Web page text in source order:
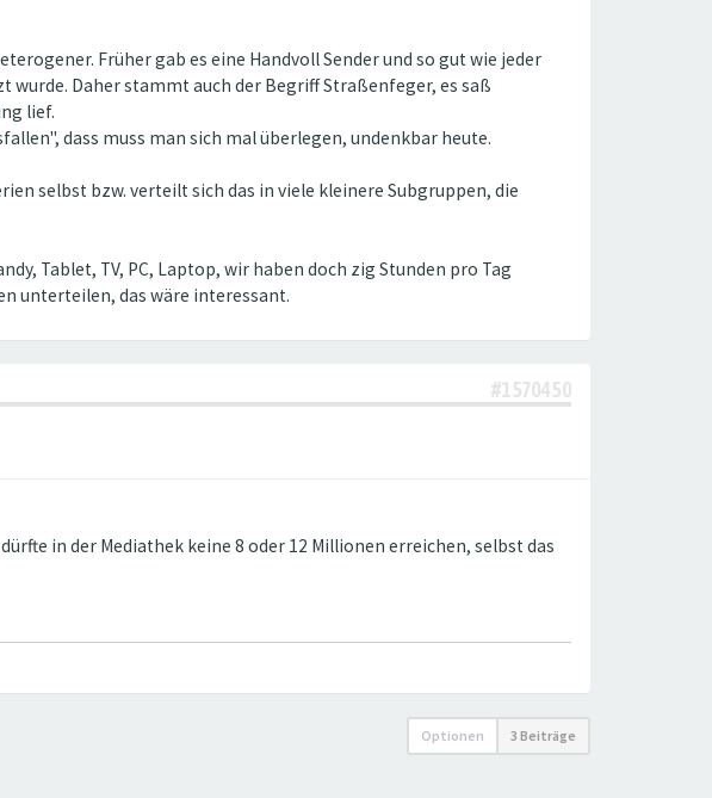
Früher gab es eine Handvoll Sender und so gut wie jeder
wurde. Daher stammt auch der Begriff Straßenfeger, es saß
lief.
dass muss man sich mal überlegen, undenkbar heute.
selbst bzw. verteilt sich das in viele kleinere Subgruppen, die
Tablet, TV, PC, Laptop, wir haben doch zig Stunden pro Tag
unterteilen, das wäre interessant.
#1570450
in der Mediathek keine 8 oder 12 Millionen erreichen, selbst das
Optionen 3 Beiträge